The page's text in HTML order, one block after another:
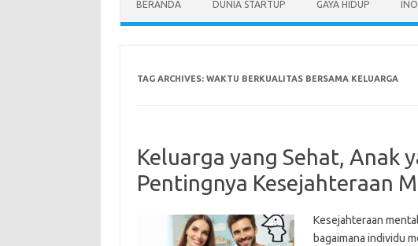
BERANDA DUNIA STARTUP GAYA HIDUP
TAG ARCHIVES: WAKTU BERKUALITAS BERSAMA KELUARGA
Keluarga yang Sehat, Anak
Pentingnya Kesejahteraan
Kesejahteraan
bagaimana individu